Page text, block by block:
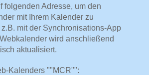
folgenden Adresse, um den
mit Ihrem Kalender zu
mit der Synchronisations-App
wird anschließend
aktualisiert.
Kalenders ""MCR"":